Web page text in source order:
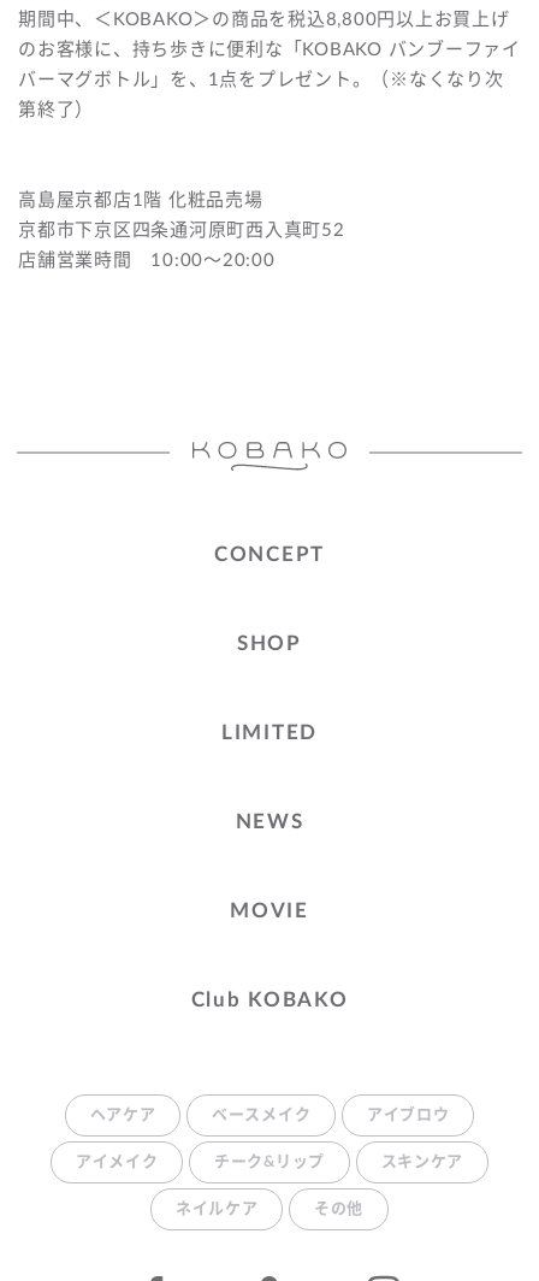
期間中、＜KOBAKO＞の商品を税込8,800円以上お買上げ
のお客様に、持ち歩きに便利な「KOBAKO バンブーファイ
バーマグボトル」を、1点をプレゼント。（※なくなり次
第終了）
高島屋京都店1階 化粧品売場
京都市下京区四条通河原町西入真町52
店舗営業時間 10:00〜20:00
CONCEPT
SHOP
LIMITED
NEWS
MOVIE
Club KOBAKO
ヘアケア ベースメイク アイブロウ
アイメイク チーク&リップ スキンケア
ネイルケア その他